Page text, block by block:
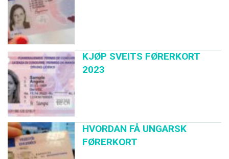
KJØP SVEITS FØRERKORT
2023
HVORDAN FÅ UNGARSK
FØRERKORT